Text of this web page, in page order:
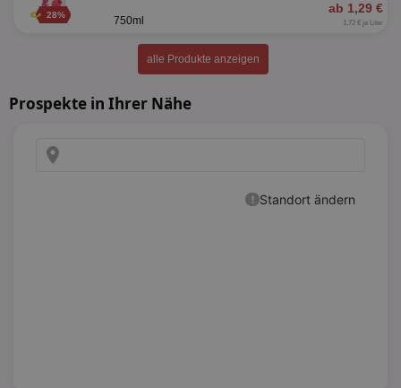
28% ab 1,29 €
750ml 1,72 € je Liter
alle Produkte anzeigen
Prospekte in Ihrer Nähe